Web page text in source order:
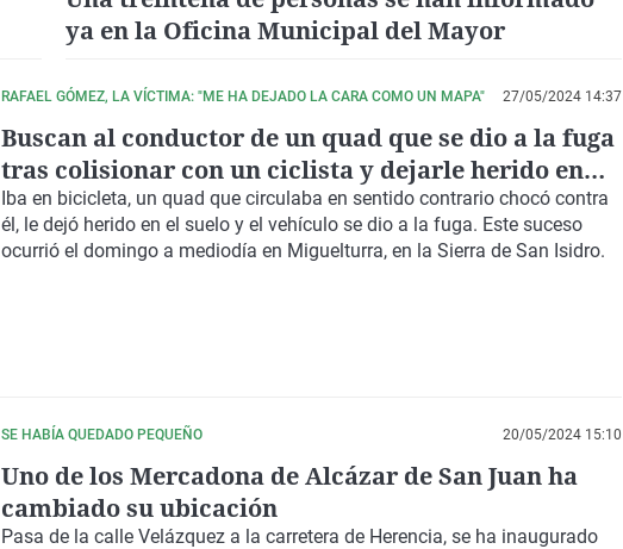
ya en la Oficina Municipal del Mayor
RAFAEL GÓMEZ, LA VÍCTIMA: "ME HA DEJADO LA CARA COMO UN MAPA" 27/05/2024 14:37
Buscan al conductor de un quad que se dio a la fuga
tras colisionar con un ciclista y dejarle herido en
Miguelturra
Iba en bicicleta, un quad que circulaba en sentido contrario chocó contra
él, le dejó herido en el suelo y el vehículo se dio a la fuga. Este suceso
ocurrió el domingo a mediodía en Miguelturra, en la Sierra de San Isidro.
SE HABÍA QUEDADO PEQUEÑO 20/05/2024 15:10
Uno de los Mercadona de Alcázar de San Juan ha
cambiado su ubicación
Pasa de la calle Velázquez a la carretera de Herencia, se ha inaugurado